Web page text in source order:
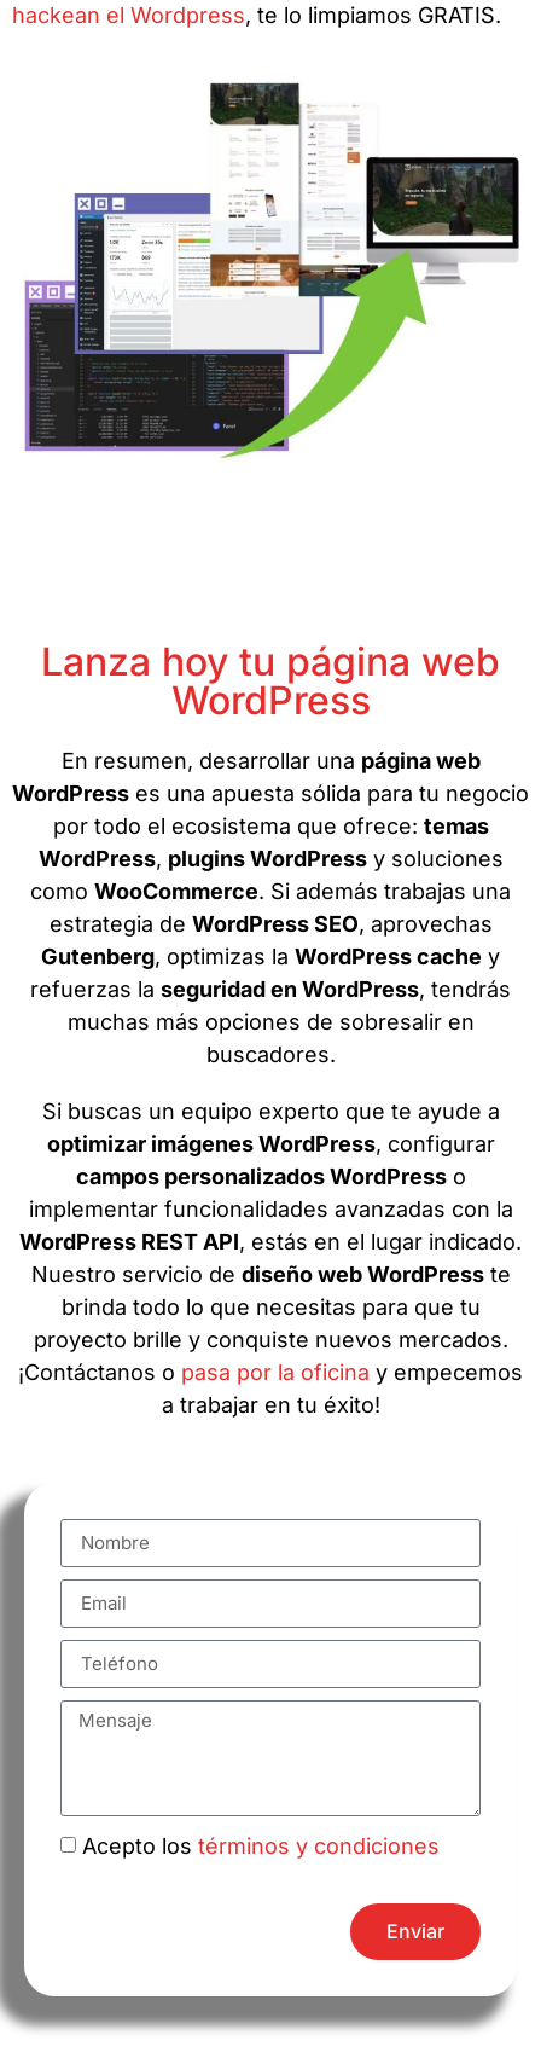
hackean el Wordpress, te lo limpiamos GRATIS.
Lanza hoy tu página web
WordPress
En resumen, desarrollar una página web
WordPress es una apuesta sólida para tu negocio
por todo el ecosistema que ofrece: temas
WordPress, plugins WordPressy soluciones
como WooCommerce. Si además trabajas una
estrategia de WordPress SEO, aprovechas
Gutenberg, optimizas la WordPress cache y
refuerzas la seguridad en WordPress, tendrás
muchas más opciones de sobresalir en
buscadores.
Si buscas un equipo experto que te ayude a
optimizar imágenes WordPress, configurar
campos personalizados WordPresso
implementar funcionalidades avanzadas con la
WordPress REST API, estás en el lugar indicado.
Nuestro servicio de diseño web WordPresste
brinda todo lo que necesitas para que tu
proyecto brille y conquiste nuevos mercados.
¡Contáctanos o pasa por la oficina y empecemos
a trabajar en tu éxito!
Acepto los términos y condiciones
Enviar